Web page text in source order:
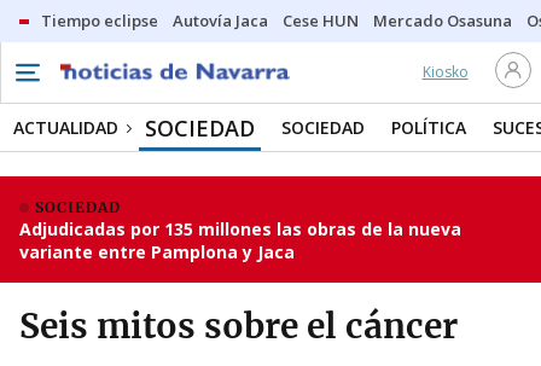
Tiempo eclipse Autovía Jaca Cese HUN Mercado Osasuna
Kiosko
ACTUALIDAD SOCIEDAD SOCIEDAD POLÍTICA
SOCIEDAD
Adjudicadas por 135 millones las obras de la nueva
variante entre Pamplona y Jaca
Seis mitos sobre el cáncer